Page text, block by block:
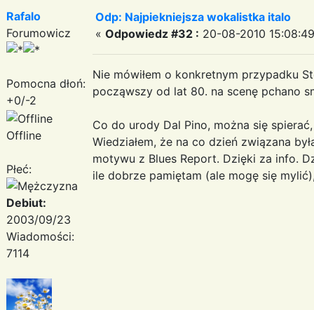
Rafalo
Forumowicz
Pomocna dłoń:
+0/-2
Offline
Płeć:
Debiut:
2003/09/23
Wiadomości:
7114
Odp: Najpiekniejsza wokalistka italo
« Odpowiedz #32 : 20-08-2010
Nie mówiłem o konkretnym przypadku
począwszy od lat 80. na scenę pchano
Co do urody Dal Pino, można się
Wiedziałem, że na co dzień związana
motywu z Blues Report. Dzięki za info.
ile dobrze pamiętam (ale mogę się